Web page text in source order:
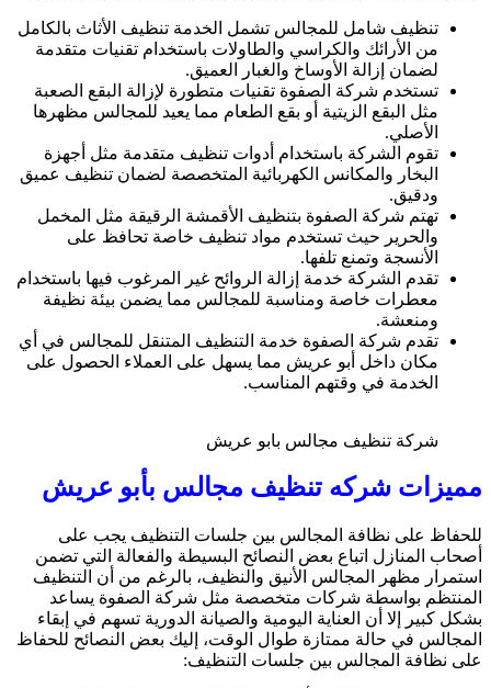
تنظيف شامل للمجالس تشمل الخدمة تنظيف الأثاث بالكامل
من الأرائك والكراسي والطاولات باستخدام تقنيات متقدمة
لضمان إزالة الأوساخ والغبار العميق.
تستخدم شركة الصفوة تقنيات متطورة لإزالة البقع الصعبة
مثل البقع الزيتية أو بقع الطعام مما يعيد للمجالس مظهرها
الأصلي.
تقوم الشركة باستخدام أدوات تنظيف متقدمة مثل أجهزة
البخار والمكانس الكهربائية المتخصصة لضمان تنظيف عميق
ودقيق.
تهتم شركة الصفوة بتنظيف الأقمشة الرقيقة مثل المخمل
والحرير حيث تستخدم مواد تنظيف خاصة تحافظ على
الأنسجة وتمنع تلفها.
تقدم الشركة خدمة إزالة الروائح غير المرغوب فيها باستخدام
معطرات خاصة ومناسبة للمجالس مما يضمن بيئة نظيفة
ومنعشة.
تقدم شركة الصفوة خدمة التنظيف المتنقل للمجالس في أي
مكان داخل أبو عريش مما يسهل على العملاء الحصول على
الخدمة في وقتهم المناسب.
شركة تنظيف مجالس بابو عريش
مميزات شركه تنظيف مجالس بأبو عريش
للحفاظ على نظافة المجالس بين جلسات التنظيف يجب على
أصحاب المنازل اتباع بعض النصائح البسيطة والفعالة التي تضمن
استمرار مظهر المجالس الأنيق والنظيف، بالرغم من أن التنظيف
المنتظم بواسطة شركات متخصصة مثل شركة الصفوة يساعد
بشكل كبير إلا أن العناية اليومية والصيانة الدورية تسهم في إبقاء
المجالس في حالة ممتازة طوال الوقت، إليك بعض النصائح للحفاظ
على نظافة المجالس بين جلسات التنظيف: